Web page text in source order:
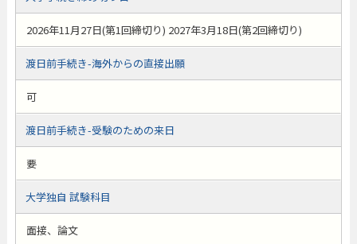
2026年11月27日(第1回締切り) 2027年3月18日(第2回締切り)
渡日前手続き-海外からの直接出願
可
渡日前手続き-受験のための来日
要
大学独自 試験科目
面接、論文